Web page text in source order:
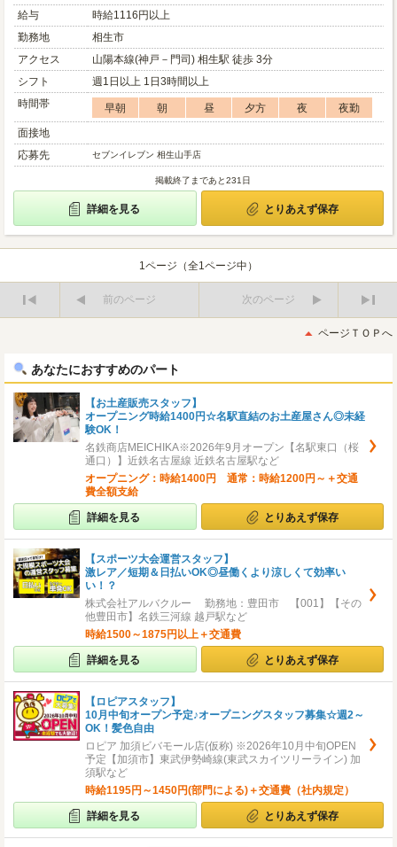
給与
時給1116円以上
勤務地
相生市
アクセス
山陽本線(神戸－門司) 相生駅 徒歩 3分
シフト
週1日以上 1日3時間以上
時間帯
早朝 朝 昼 夕方 夜
夜勤
面接地
応募先
セブンイレブン 相生山手店
掲載終了まであと231日
詳細を見る とりあえず保存
1ページ（全1ページ中）
前のページ
次のページ
後
ページＴＯＰへ
あなたにおすすめのパート
【お土産販売スタッフ】
オープニング時給1400円☆名駅直結のお土産屋さん◎未経
験OK！
名鉄商店MEICHIKA※2026年9月オープン【名駅東口（桜
通口）】近鉄名古屋線 近鉄名古屋駅など
オープニング：時給1400円 通常：時給1200円～＋交通
費全額支給
詳細を見る とりあえず保存
【スポーツ大会運営スタッフ】
激レア／短期＆日払いOK◎昼働くより涼しくて効率い
い！？
株式会社アルバクルー 勤務地：豊田市 【001】【その
他豊田市】名鉄三河線 越戸駅など
時給1500～1875円以上＋交通費
詳細を見る とりあえず保存
【ロピアスタッフ】
10月中旬オープン予定♪オープニングスタッフ募集☆週2～
OK！髪色自由
ロピア 加須ビバモール店(仮称) ※2026年10月中旬OPEN
予定【加須市】東武伊勢崎線(東武スカイツリーライン) 加
須駅など
時給1195円～1450円(部門による)＋交通費（社内規定）
詳細を見る とりあえず保存